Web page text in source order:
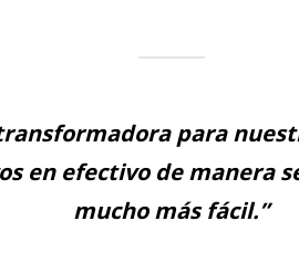
para
en efectivo de manera
mucho más fácil.”